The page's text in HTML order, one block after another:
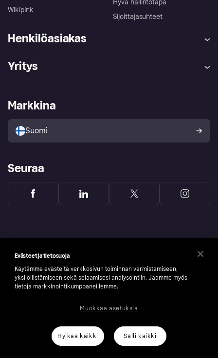
Wikipink
Hyvä hallintotapa
Sijoittajasuhteet
Henkilöasiakas
Ohje
Kirjaudu sisään
Tutustu kauppoihin
Ostajan turva
Yritys
Kirjaudu sisään yrityksenä
Markkina
Suomi
Seuraa
number: 556737-0431
Klarnan evästeselosteKlarna.com
Evästeet ja tietosuoja
Käytämme evästeitä verkkosivun toiminnan varmistamiseen,
yksilöllistämiseen sekä selaamisesi analysointiin. Jaamme myös
tietoja markkinointikumppaneillemme.
Hylkää kaikki Salli kaikki
Muokkaa asetuksia